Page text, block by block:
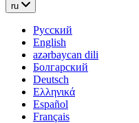
ru
Русский
English
azərbaycan dili
Болгарский
Deutsch
Ελληνικά
Español
Français